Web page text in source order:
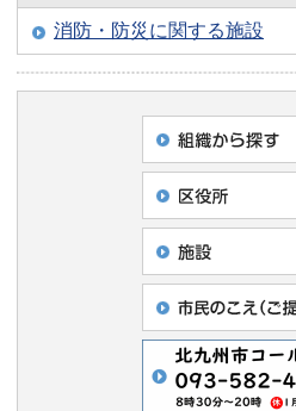
消防・防災に関する施設